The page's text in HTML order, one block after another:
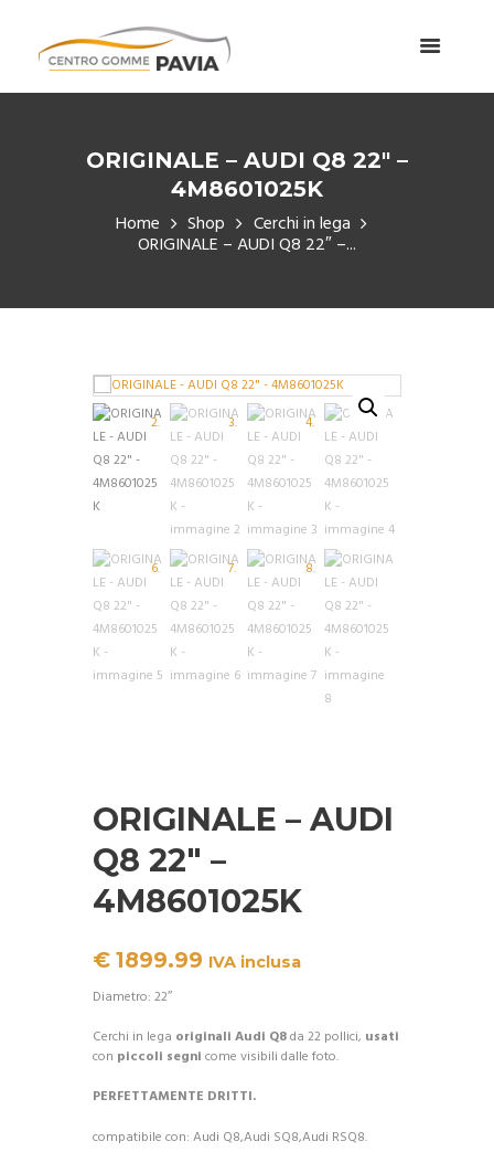
ORIGINALE – AUDI Q8 22″ –
4M8601025K
Home Shop Cerchi in lega
ORIGINALE – AUDI Q8 22″ –...
ORIGINALE – AUDI
Q8 22″ –
4M8601025K
€ 1899.99 IVA inclusa
Diametro: 22″
Cerchi in lega originali Audi Q8da 22 pollici, usati
con piccoli segni come visibili dalle foto.
PERFETTAMENTE DRITTI.
compatibile con: Audi Q8,Audi SQ8,Audi RSQ8.